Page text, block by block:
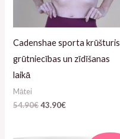
Cadenshae sporta krūšturis
grūtniecības un zīdīšanas
laikā
Mātei
54.90€43.90€